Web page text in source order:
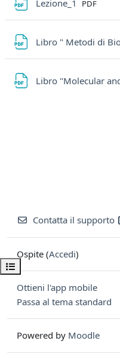
Apri indice del corso
Lezione_1 File
PDF
Libro " Metodi di
Libro "Molecular
Contatta il supporto
Ospite (Accedi)
Ottieni l'app mobile
Passa al tema standard
Powered by Moodle